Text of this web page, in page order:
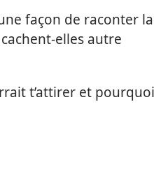
façon de raconter la
elles autre
t’attirer et pourquoi